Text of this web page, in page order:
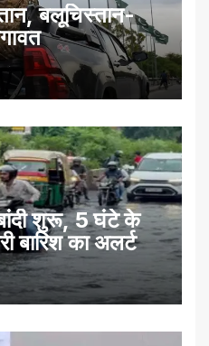
बलूचिस्तान-
शुरू, 5 घंटे के
बारिश का अलर्ट